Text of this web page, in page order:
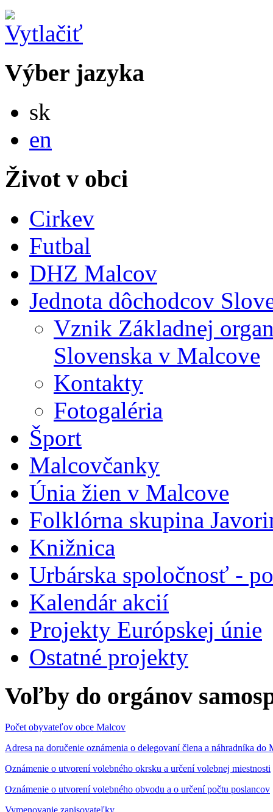
Výber jazyka
sk
en
Život v obci
Cirkev
Futbal
DHZ Malcov
Jednota dôchodcov
Vznik Základnej
Slovenska v Malcove
Kontakty
Fotogaléria
Šport
Malcovčanky
Únia žien v Malcove
Folklórna skupina
Knižnica
Urbárska spoločnosť -
Kalendár akcií
Projekty Európskej únie
Ostatné projekty
Voľby do orgánov
Počet obyvateľov obce Malcov
Adresa na doručenie oznámenia o delegovaní člena a náhradníka
Oznámenie o utvorení volebného okrsku a určení volebnej miestnosti
Oznámenie o utvorení volebného obvodu a o určení počtu poslancov